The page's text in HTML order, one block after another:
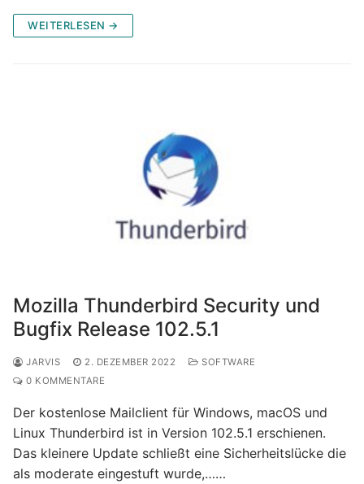
WEITERLESEN →
Mozilla Thunderbird Security und
Bugfix Release 102.5.1
JARVIS 2. DEZEMBER 2022
SOFTWARE
0 KOMMENTARE
Der kostenlose Mailclient für Windows, macOS und
Linux Thunderbird ist in Version 102.5.1 erschienen.
Das kleinere Update schließt eine Sicherheitslücke die
als moderate eingestuft wurde,……